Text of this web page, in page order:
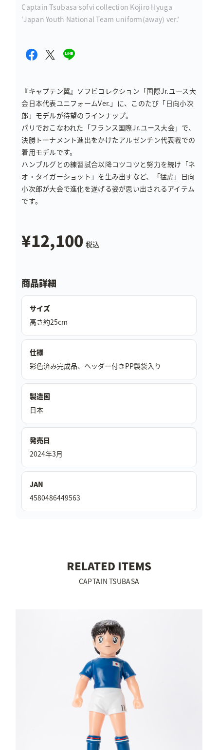
Captain Tsubasa sofvi collection Kojiro Hyuga
‘Japan Youth National Team uniform(away) ver.’
『キャプテン翼』ソフビコレクション「国際Jr.ユース大
会日本代表ユニフォームVer.」に、このたび「日向小次
郎」モデルが待望のラインナップ。
パリでおこなわれた「フランス国際Jr.ユース大会」で、
決勝トーナメント進出をかけたアルゼンチン代表戦での
着用モデルです。
ハンブルグとの練習試合以降コツコツと努力を続け「ネ
オ・タイガーショット」を生み出すなど、「猛虎」日向
小次郎が大会で進化を遂げる姿が思い出されるアイテム
です。
¥12,100 税込
商品詳細
サイズ
高さ約25cm
仕様
彩色済み完成品、ヘッダー付きPP製袋入り
製造国
日本
発売日
2024年3月
JAN
4580486449563
RELATED ITEMS
CAPTAIN TSUBASA